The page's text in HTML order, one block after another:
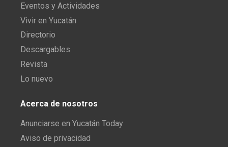
Eventos y Actividades
Vivir en Yucatán
Directorio
Descargables
Revista
Lo nuevo
Acerca de nosotros
Anunciarse en Yucatán Today
Aviso de privacidad